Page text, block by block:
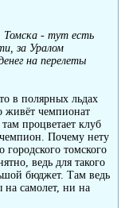
Томска - тут есть
за Уралом
на перелеты
в полярных льдах
живёт чемпионат
процветает клуб
Почему нету
городского томского
ведь для такого
бюджет. Там ведь
на самолет, ни на